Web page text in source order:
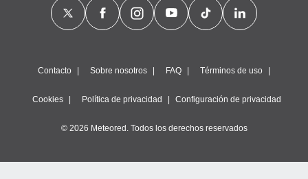
Contacto Sobre nosotros FAQ Términos de uso
Cookies Política de privacidad Configuración de privacidad
© 2026 Meteored. Todos los derechos reservados